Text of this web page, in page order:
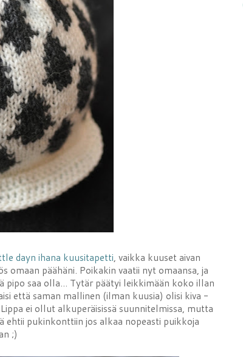
dayn ihana kuusitapetti, vaikka kuuset aivan
päähäni. Poikakin vaatii nyt omaansa, ja
pipo saa olla... Tytär päätyi leikkimään koko illan
että saman mallinen (ilman kuusia) olisi kiva -
ei ollut alkuperäisissä suunnitelmissa, mutta
pukinkonttiin jos alkaa nopeasti puikkoja
;)